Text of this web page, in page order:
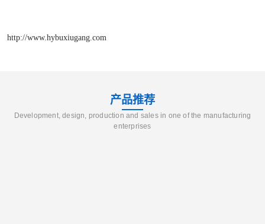
http://www.hybuxiugang.com
产品推荐
Development, design, production and sales in one of the manufacturing
enterprises